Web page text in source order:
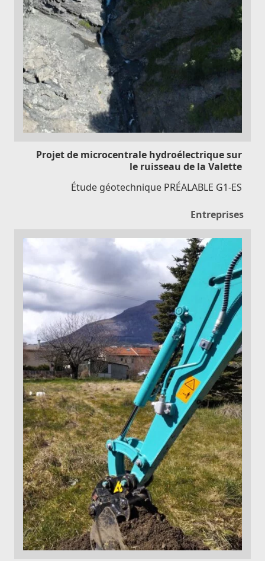
Projet de microcentrale hydroélectrique sur
le ruisseau de la Valette
Étude géotechnique PRÉALABLE G1-ES
Entreprises